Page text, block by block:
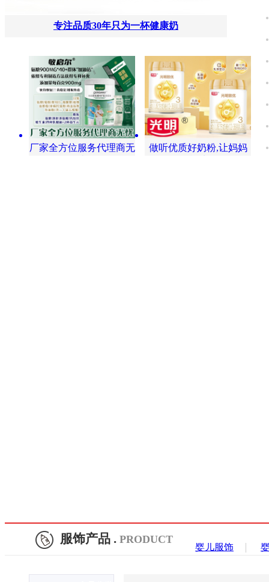
专注品质30年只为一杯健康奶
厂家全方位服务代理商无
做听优质好奶粉,让妈妈
服饰产品 . PRODUCT
婴儿服饰